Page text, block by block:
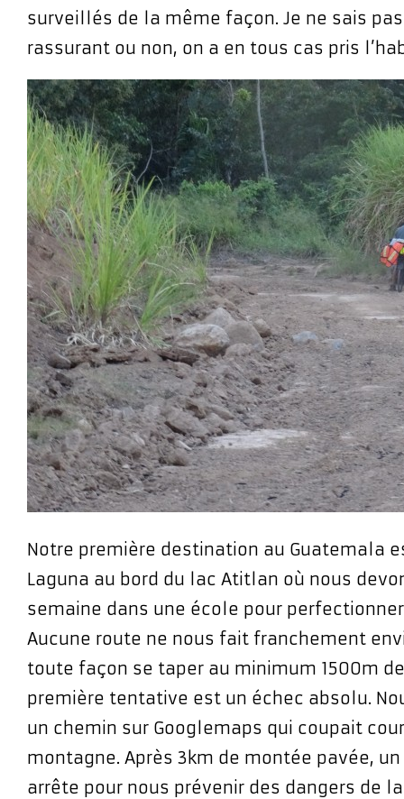
surveillés de la même façon. Je ne sais pas
rassurant ou non, on a en tous cas pris
Notre première destination au Guatemala
Laguna au bord du lac Atitlan où nous
semaine dans une école pour
Aucune route ne nous fait franchement
toute façon se taper au minimum 1500m
première tentative est un échec absolu.
un chemin sur Googlemaps qui coupait
montagne. Après 3km de montée pavée,
arrête pour nous prévenir des dangers de